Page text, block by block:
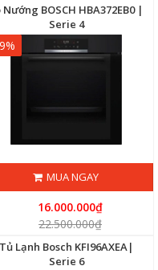
Nướng BOSCH HBA372EB0 |
Serie 4
MUA NGAY
16.000.000₫
22.500.000₫
Tủ Lạnh Bosch KFI96AXEA|
Serie 6